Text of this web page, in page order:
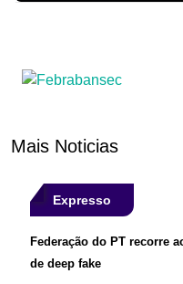
Mais Noticias
Expresso
Federação do PT recorre
de deep fake